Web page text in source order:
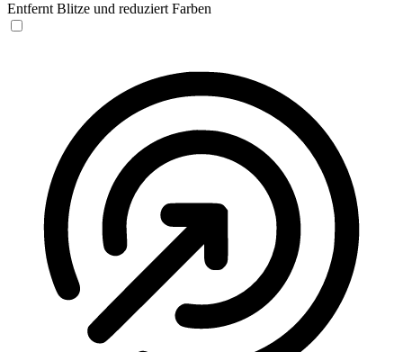
Entfernt Blitze und reduziert Farben